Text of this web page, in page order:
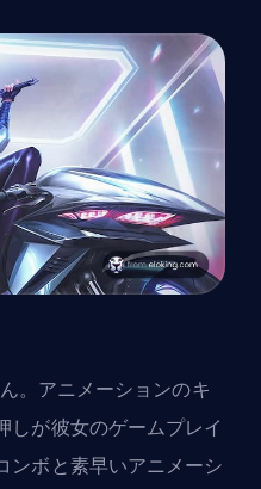
。アニメーションのキ
しが彼女のゲームプレイ
ンボと素早いアニメーシ